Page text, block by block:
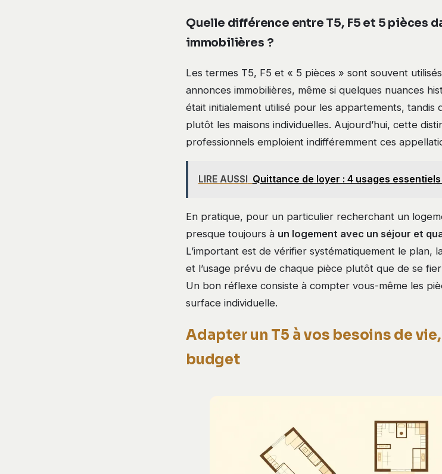
Quelle différence entre T5, F5 et 5 pièces
immobilières ?
Les termes T5, F5 et « 5 pièces » sont souvent
annonces immobilières, même si quelques nuances
était initialement utilisé pour les appartements, tandis
plutôt les maisons individuelles. Aujourd’hui, cette
professionnels emploient indifféremment ces
LIRE AUSSI Quittance de loyer : 4 usages
En pratique, pour un particulier recherchant un
presque toujours à un logement avec un séjour et
L’important est de vérifier systématiquement le plan,
et l’usage prévu de chaque pièce plutôt que de se
Un bon réflexe consiste à compter vous-même les
surface individuelle.
Adapter un T5 à vos besoins de
budget